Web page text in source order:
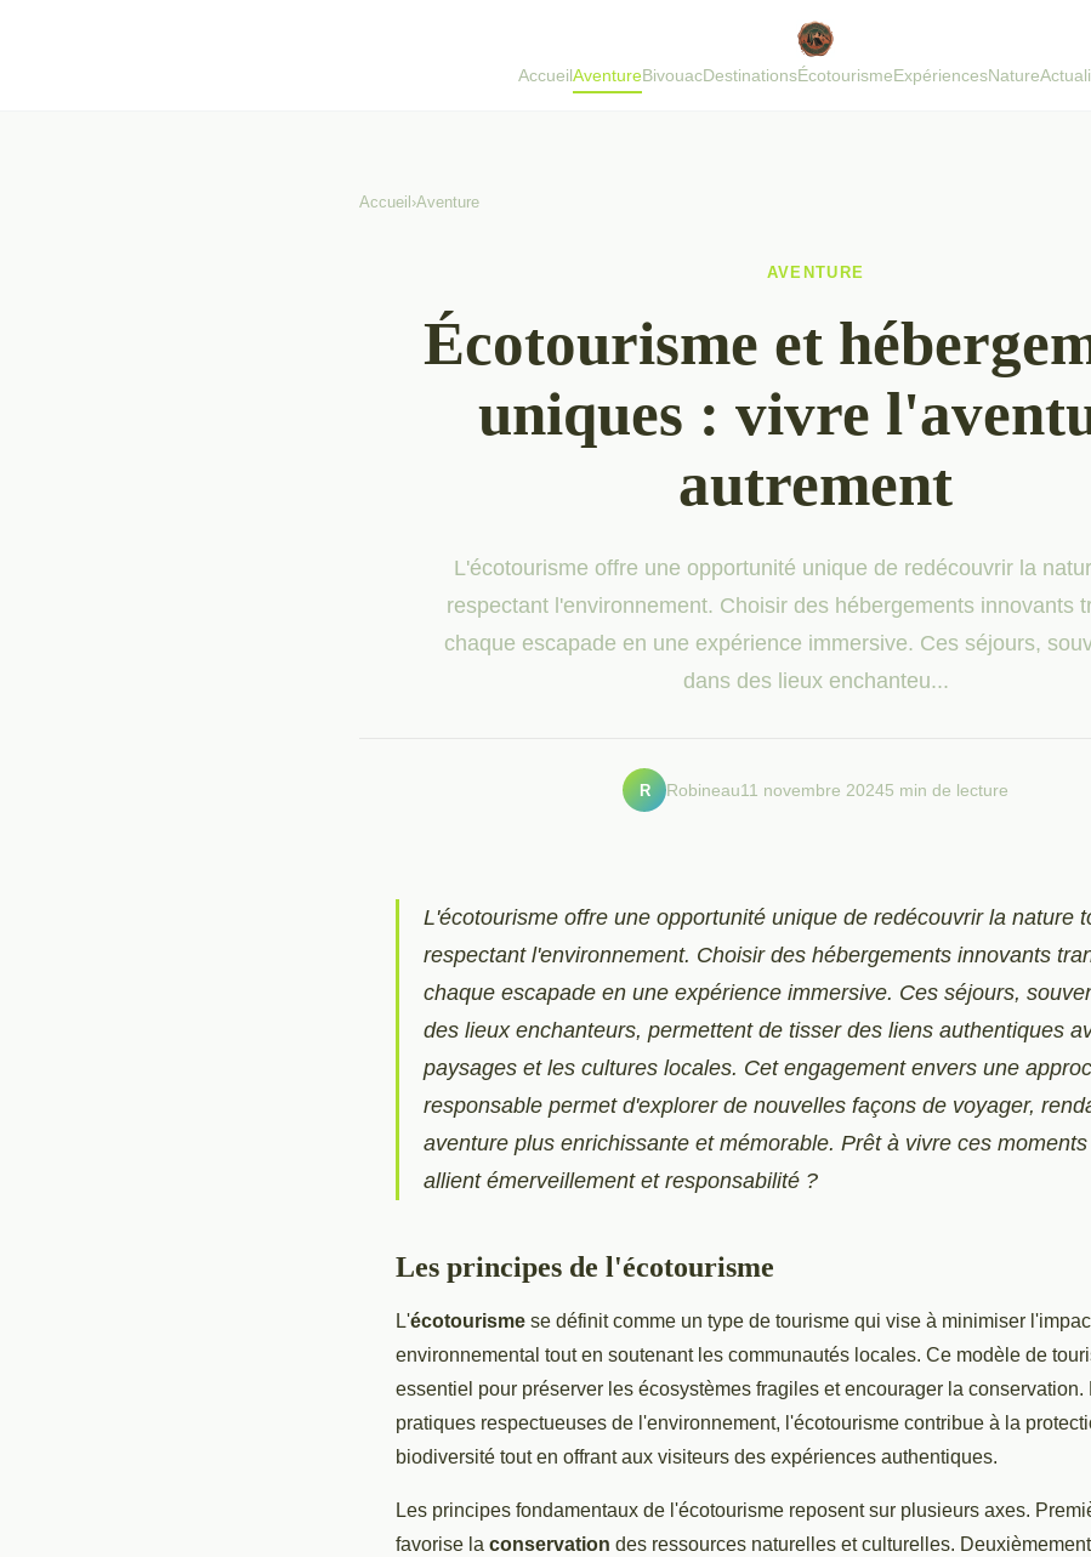
AccueilAventureBivouacDestinationsÉcotourismeExpériencesNature
Accueil ›Aventure
AVENTURE
Écotourisme et
uniques : vivre
autrement
L'écotourisme offre une opportunité unique de redécouvrir la
respectant l'environnement. Choisir des hébergements innovants
chaque escapade en une expérience immersive. Ces séjours,
dans des lieux enchanteu...
R Robineau11 novembre 20245 min de lecture
L'écotourisme offre une opportunité unique de redécouvrir la nature
respectant l'environnement. Choisir des hébergements innovants
chaque escapade en une expérience immersive. Ces séjours,
des lieux enchanteurs, permettent de tisser des liens authentiques
paysages et les cultures locales. Cet engagement envers une
responsable permet d'explorer de nouvelles façons de voyager,
aventure plus enrichissante et mémorable. Prêt à vivre ces
allient émerveillement et responsabilité ?
Les principes de l'écotourisme
L'écotourisme se définit comme un type de tourisme qui vise à minimiser
environnemental tout en soutenant les communautés locales. Ce modèle de
essentiel pour préserver les écosystèmes fragiles et encourager la conservation.
pratiques respectueuses de l'environnement, l'écotourisme contribue à la
biodiversité tout en offrant aux visiteurs des expériences authentiques.
Les principes fondamentaux de l'écotourisme reposent sur plusieurs axes.
favorise la conservation des ressources naturelles et culturelles.